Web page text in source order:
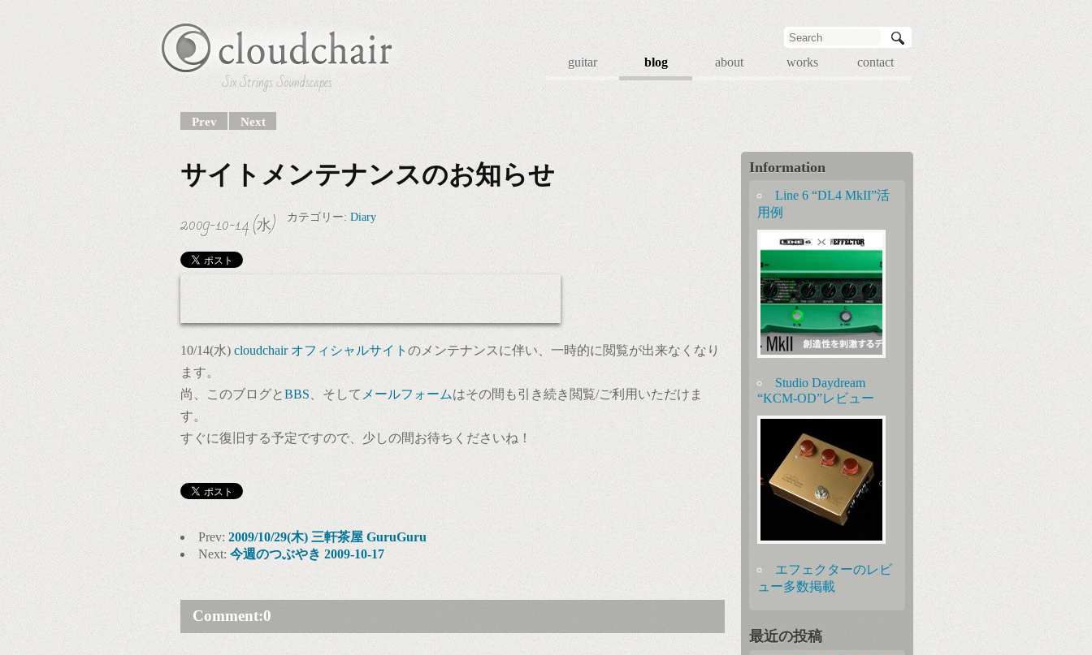
Six Strings Soundscapes
guitar blog about works contact
Prev Next
サイトメンテナンスのお知らせ
2009-10-14 (水)
カテゴリー: Diary
10/14(水) cloudchair オフィシャルサイト のメンテナンスに伴い、一時的に閲覧が出来なくなり
ます。
尚、このブログとBBS 、そして メールフォームはその間も引き続き閲覧/ご利用いただけま
す。
すぐに復旧する予定ですので、少しの間お待ちくださいね！
Prev: 2009/10/29(木) 三軒茶屋 GuruGuru
Next: 今週のつぶやき 2009-10-17
Comment:0
Information
Line 6 “DL4 MkII”活
用例
Studio Daydream
“KCM-OD”レビュー
エフェクターのレビ
ュー多数掲載
最近の投稿